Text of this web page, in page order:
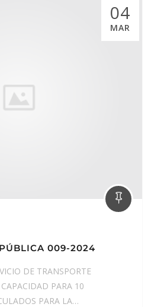
04
MAR
009-2024
DE TRANSPORTE
PARA 10
PARA LA…